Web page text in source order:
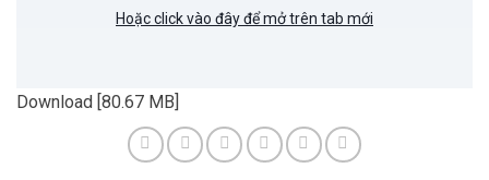
Hoặc click vào đây để mở trên tab mới
Download [80.67 MB]